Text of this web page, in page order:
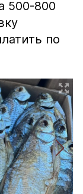
500-800
по